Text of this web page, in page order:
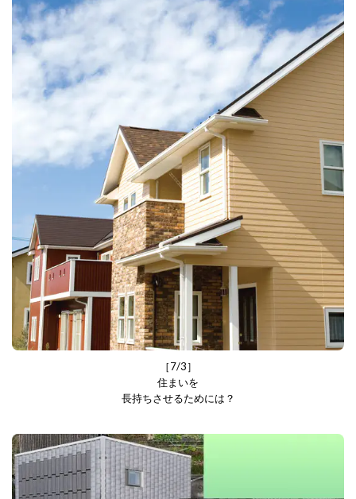
［7/3］
住まいを
長持ちさせるためには？